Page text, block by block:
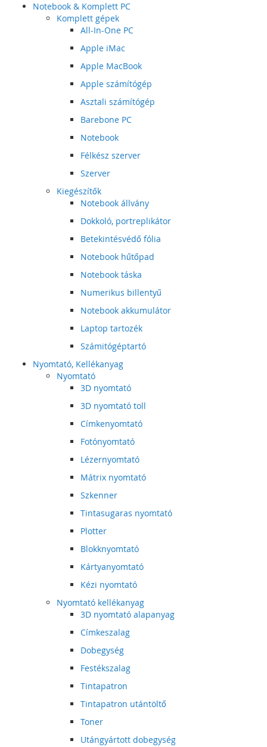
Notebook & Komplett PC
Komplett gépek
All-In-One PC
Apple iMac
Apple MacBook
Apple számítógép
Asztali számítógép
Barebone PC
Notebook
Félkész szerver
Szerver
Kiegészítők
Notebook állvány
Dokkoló, portreplikátor
Betekintésvédő fólia
Notebook hűtőpad
Notebook táska
Numerikus billentyű
Notebook akkumulátor
Laptop tartozék
Számitógéptartó
Nyomtató, Kellékanyag
Nyomtató
3D nyomtató
3D nyomtató toll
Címkenyomtató
Fotónyomtató
Lézernyomtató
Mátrix nyomtató
Szkenner
Tintasugaras nyomtató
Plotter
Blokknyomtató
Kártyanyomtató
Kézi nyomtató
Nyomtató kellékanyag
3D nyomtató alapanyag
Címkeszalag
Dobegység
Festékszalag
Tintapatron
Tintapatron utántöltő
Toner
Utángyártott dobegység